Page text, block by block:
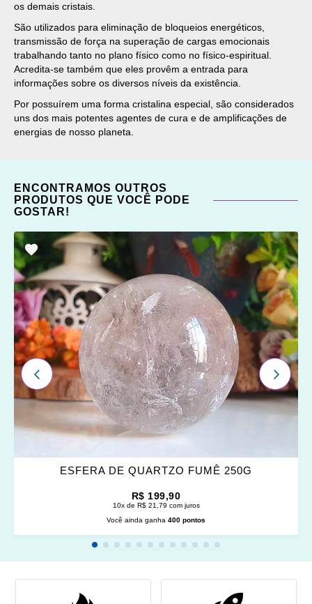
os demais cristais.
São utilizados para eliminação de bloqueios energéticos,
transmissão de força na superação de cargas emocionais
trabalhando tanto no plano físico como no físico-espiritual.
Acredita-se também que eles provêm a entrada para
informações sobre os diversos níveis da existência.
Por possuírem uma forma cristalina especial, são considerados
uns dos mais potentes agentes de cura e de amplificações de
energias de nosso planeta.
ENCONTRAMOS OUTROS
PRODUTOS QUE VOCÊ PODE
GOSTAR!
ADICIONAR
OS
FAVORITOS
ESFERA DE QUARTZO FUMÊ 250G
R$ 199,90
10x de R$ 21,79 com juros
Você ainda ganha 400 pontos
ANTERIOR